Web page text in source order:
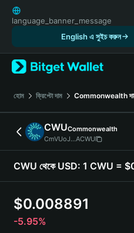
English
日本語
Русский
Español (Latinoamérica)
Türkçe
Italiano
Deutsch
简体中文
繁體中文
Português (Portugal)
हिन्दी
language_banner_message
English এ সুইচ করুন
হোম ক্রিপ্টো দাম Commonwealth
CWUCommonwealth
CmVUoJ...ACWU
CWU থেকে USD: 1 CWU =
$0.008891
-5.95%